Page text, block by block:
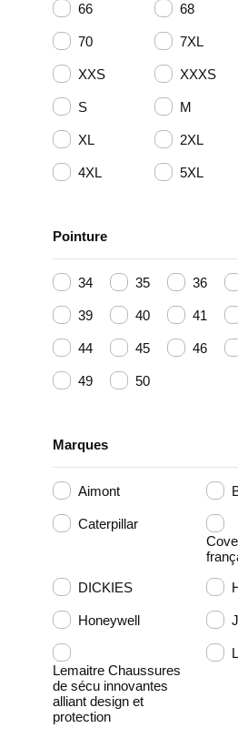
66 68
70 7XL
XXS XXXS
S M
XL 2XL
4XL 5XL
Pointure
34 35 36
39 40 41
44 45 46
49 50
Marques
Aimont
Caterpillar
DICKIES
Honeywell
Lemaitre Chaussures
de sécu innovantes
alliant design et
protection